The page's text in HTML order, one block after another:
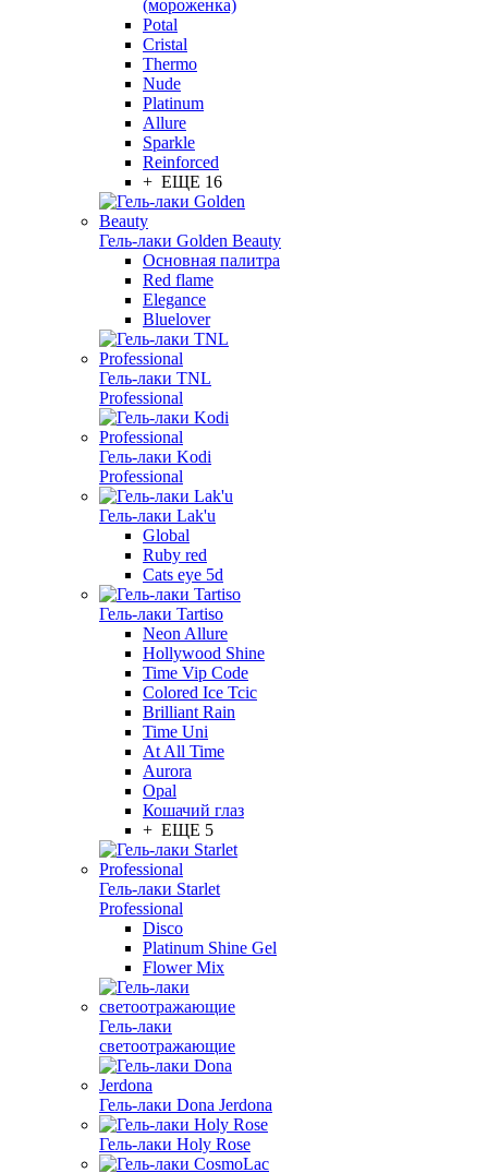
(мороженка)
Potal
Cristal
Thermo
Nude
Platinum
Allure
Sparkle
Reinforced
+ ЕЩЕ 16
Гель-лаки Golden Beauty
Основная палитра
Red flame
Elegance
Bluelover
Гель-лаки TNL
Professional
Гель-лаки Kodi
Professional
Гель-лаки Lak'u
Global
Ruby red
Cats eye 5d
Гель-лаки Tartiso
Neon Allure
Hollywood Shine
Time Vip Code
Colored Ice Tcic
Brilliant Rain
Time Uni
At All Time
Aurora
Opal
Кошачий глаз
+ ЕЩЕ 5
Гель-лаки Starlet
Professional
Disco
Platinum Shine Gel
Flower Mix
Гель-лаки
светоотражающие
Гель-лаки Dona Jerdona
Гель-лаки Holy Rose